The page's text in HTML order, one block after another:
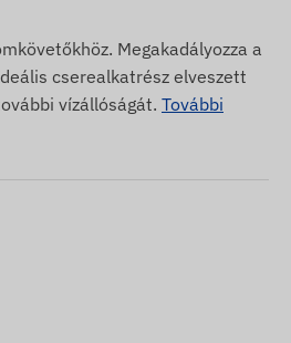
Megakadályozza a
cserealkatrész elveszett
vízállóságát. További